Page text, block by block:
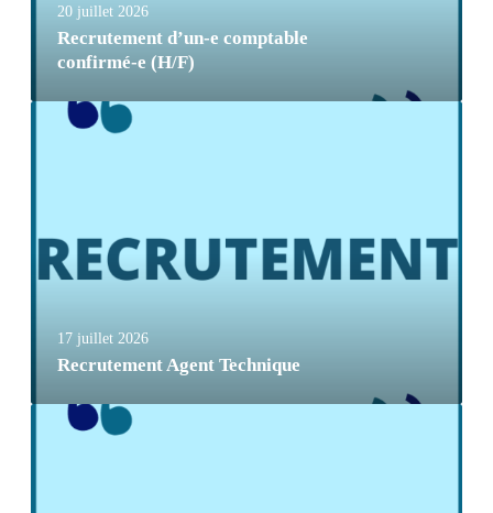
20 juillet 2026
Recrutement d’un-e comptable
confirmé-e (H/F)
17 juillet 2026
Recrutement Agent Technique